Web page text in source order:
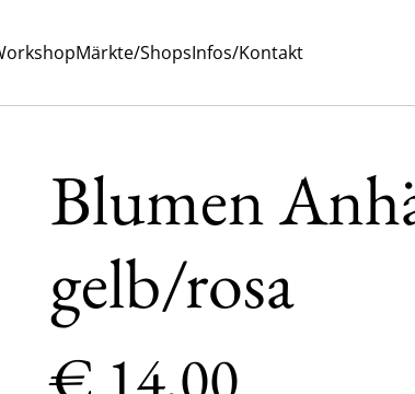
Märkte/ShopsInfos/Kontakt
Blumen
gelb/rosa